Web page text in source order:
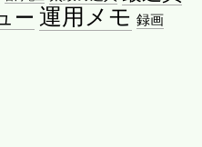
ー 運用メモ 録画